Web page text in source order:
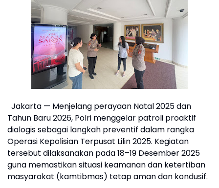
Jakarta — Menjelang perayaan Natal 2025 dan
Tahun Baru 2026, Polri menggelar patroli proaktif
dialogis sebagai langkah preventif dalam rangka
Operasi Kepolisian Terpusat Lilin 2025. Kegiatan
tersebut dilaksanakan pada 18–19 Desember 2025
guna memastikan situasi keamanan dan ketertiban
masyarakat (kamtibmas) tetap aman dan kondusif.